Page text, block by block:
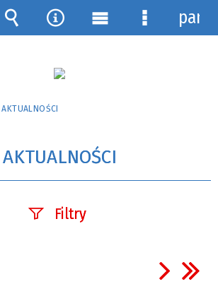
AKTUALNOŚCI
AKTUALNOŚCI
Filtry
Wyszukiwarka
Narzędzia
Menu Menu
panel